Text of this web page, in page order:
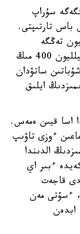
2 ميلليون تەڭگەگە سۇراپ
باس تارتىپتى.
نارىقتاعى قۇنى 1 ميلليون تەڭگە
شاماسىندا ەكەن. بيىل باعاسى شارىقتاپ، 1 ميلليون 400 مىڭ
ساتۋدان
ايلىق
اسا قيىن ەمەس.
ءوزى تاۋىپ
الدىندا
بارمايدى. 10-15 كۇن، كەيدە ءبىر اي
قاجەت
ءسۇتى مەن
ابدەن